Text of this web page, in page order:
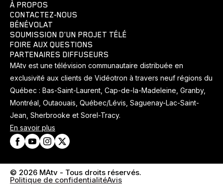
À PROPOS
CONTACTEZ-NOUS
BÉNÉVOLAT
SOUMISSION D'UN PROJET TÉLÉ
FOIRE AUX QUESTIONS
PARTENAIRES DIFFUSEURS
MAtv est une télévision communautaire distribuée en
exclusivité aux clients de Vidéotron à travers neuf régions du
Québec : Bas-Saint-Laurent, Cap-de-la-Madeleine, Granby,
Montréal, Outaouais, Québec/Lévis, Saguenay-Lac-Saint-
Jean, Sherbrooke et Sorel-Tracy.
En savoir plus
© 2026 MAtv - Tous droits réservés.
Politique de confidentialitéAvis